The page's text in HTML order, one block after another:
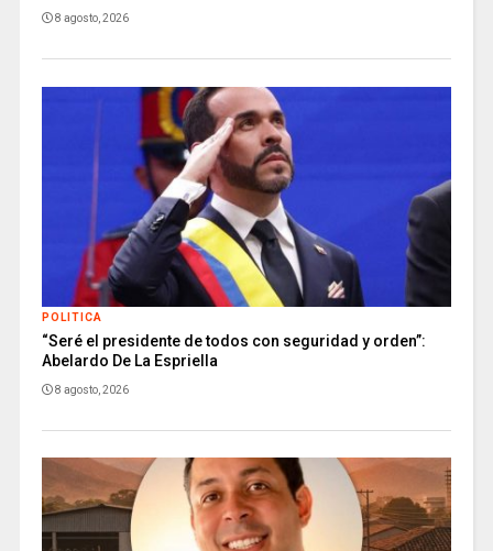
8 agosto, 2026
POLITICA
“Seré el presidente de todos con seguridad y orden”:
Abelardo De La Espriella
8 agosto, 2026